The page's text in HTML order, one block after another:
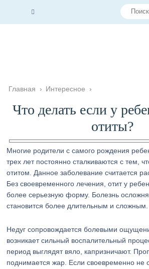
Главная › Интересное ›
Что делать если у
отиты?
Многие родители с самого рождения
трех лет постоянно сталкиваются с тем,
отитом. Данное заболевание считается
Без своевременного лечения, отит у
более серьезную форму. Болезнь
становится более длительным и сложным.
Недуг сопровождается болевыми
возникает сильный воспалительный
период выглядят вяло, капризничают.
поднимается жар. Если своевременно не